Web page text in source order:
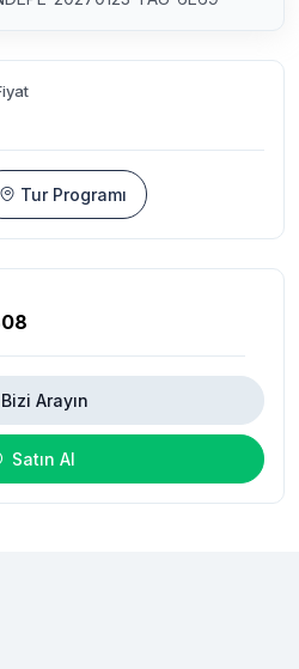
Tur Programı
Bizi Arayın
Satın Al